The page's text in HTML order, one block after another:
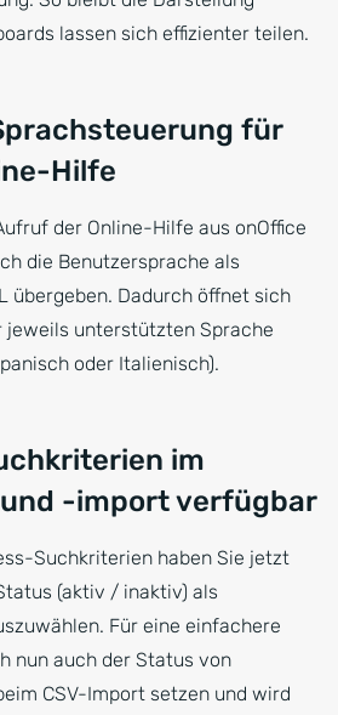
lassen sich effizienter teilen.
für
Hilfe
der Online-Hilfe aus onOffice
die Benutzersprache als
übergeben. Dadurch öffnet sich
jeweils unterstützten Sprache
oder Italienisch).
im
-import verfügbar
Suchkriterien haben Sie jetzt
(aktiv / inaktiv) als
Für eine einfachere
nun auch der Status von
CSV-Import setzen und wird